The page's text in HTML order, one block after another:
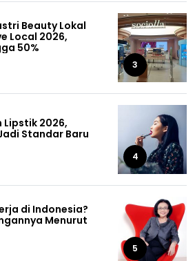
Beauty Lokal
Local 2026,
50%
3
Lipstik 2026,
Standar Baru
4
di Indonesia?
Menurut
5